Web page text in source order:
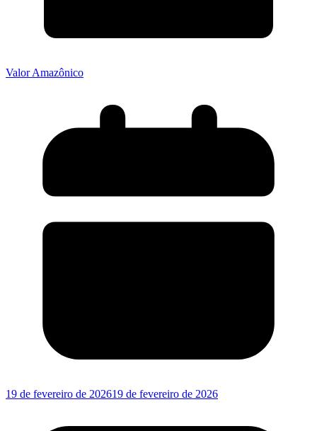
Valor Amazônico
19 de fevereiro de 202619 de fevereiro de 2026